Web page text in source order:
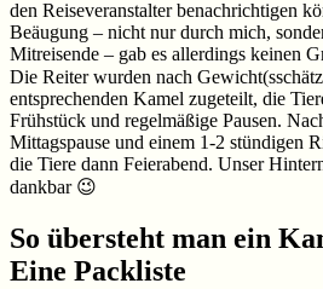
den Reiseveranstalter benachrichtigen
Beäugung – nicht nur durch mich,
Mitreisende – gab es allerdings keinen
Die Reiter wurden nach
entsprechenden Kamel zugeteilt, die
Frühstück und regelmäßige Pausen.
Mittagspause und einem 1-2 stündigen
die Tiere dann Feierabend. Unser
dankbar 😉
So übersteht man ein
Eine Packliste